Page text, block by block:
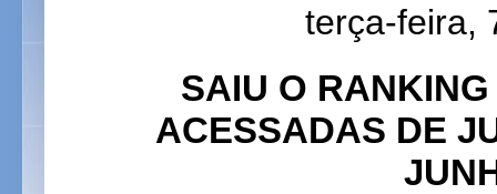
terça-feira,
SAIU O
ACESSADAS DE